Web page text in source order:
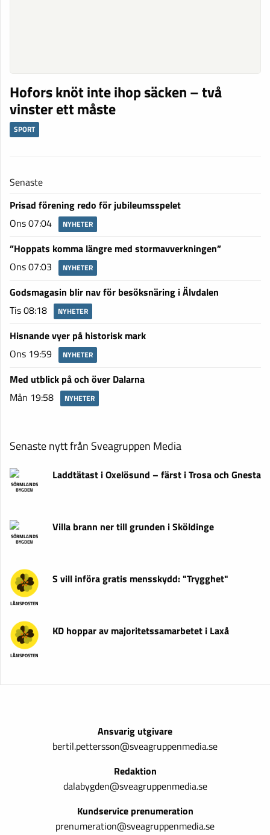
Hofors knöt inte ihop säcken – två
vinster ett måste
SPORT
Senaste
Prisad förening redo för jubileumsspelet
Ons 07:04
NYHETER
”Hoppats komma längre med stormavverkningen”
Ons 07:03
NYHETER
Godsmagasin blir nav för besöksnäring i Älvdalen
Tis 08:18
NYHETER
Hisnande vyer på historisk mark
Ons 19:59
NYHETER
Med utblick på och över Dalarna
Mån 19:58
NYHETER
Senaste nytt från Sveagruppen Media
SÖRMLANDS
BYGDEN
Laddtätast i Oxelösund – färst i Trosa och Gnesta
SÖRMLANDS
BYGDEN
Villa brann ner till grunden i Sköldinge
LÄNSPOSTEN
S vill införa gratis mensskydd: "Trygghet"
LÄNSPOSTEN
KD hoppar av majoritetssamarbetet i Laxå
Ansvarig utgivare
bertil.pettersson@sveagruppenmedia.se
Redaktion
dalabygden@sveagruppenmedia.se
Kundservice prenumeration
prenumeration@sveagruppenmedia.se